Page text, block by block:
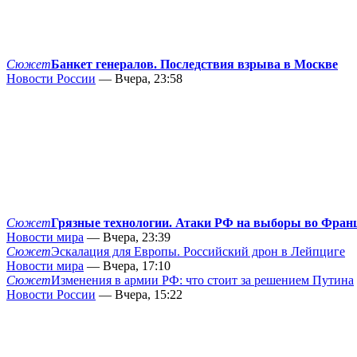
СюжетБанкет генералов. Последствия взрыва в Москве
Новости России — Вчера, 23:58
СюжетГрязные технологии. Атаки РФ на выборы во
Новости мира — Вчера, 23:39
СюжетЭскалация для Европы. Российский дрон в Лейпциге
Новости мира — Вчера, 17:10
СюжетИзменения в армии РФ: что стоит за решением Путина
Новости России — Вчера, 15:22